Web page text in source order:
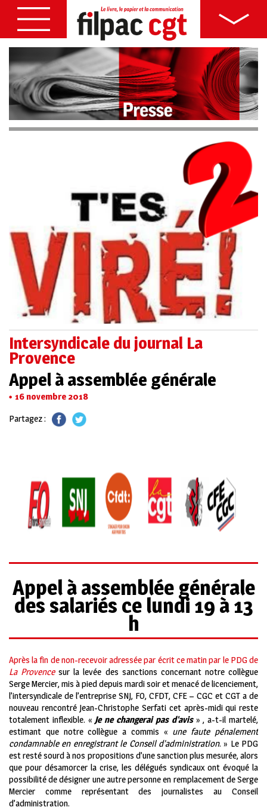
Intersyndicale du journal La
Provence
Appel à assemblée générale
16 novembre 2018
Partagez :
Appel à assemblée générale
des salariés ce lundi 19 à 13
h
Après la fin de non-recevoir adressée par écrit ce matin par le PDG de
La Provencesur la levée des sanctions concernant notre collègue
Serge Mercier, mis à pied depuis mardi soir et menacé de licenciement,
l’intersyndicale de l’entreprise SNJ, FO, CFDT, CFE – CGC et CGT a de
nouveau rencontré Jean-Christophe Serfati cet après-midi qui reste
totalement inflexible. «Je ne changerai pas d’avis» , a-t-il martelé,
estimant que notre collègue a commis « une faute pénalement
condamnable en enregistrant le Conseil d’administration. » Le PDG
est resté sourd à nos propositions d’une sanction plus mesurée, alors
que pour désamorcer la crise, les délégués syndicaux ont évoqué la
possibilité de désigner une autre personne en remplacement de Serge
Mercier comme représentant des journalistes au Conseil
d’administration.